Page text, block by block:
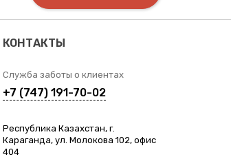
КОНТАКТЫ
Служба заботы о клиентах
+7 (747) 191-70-02
Республика Казахстан, г.
Караганда, ул. Молокова 102, офис
404